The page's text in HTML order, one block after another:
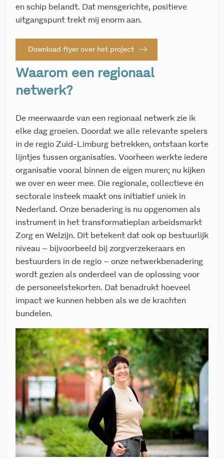
en schip belandt. Dat mensgerichte, positieve
uitgangspunt trekt mij enorm aan.
Download flyer over het project
Waarom een regionaal
netwerk?
De meerwaarde van een regionaal netwerk zie ik
elke dag groeien. Doordat we alle relevante spelers
in de regio Zuid-Limburg betrekken, ontstaan korte
lijntjes tussen organisaties. Voorheen werkte iedere
organisatie vooral binnen de eigen muren; nu kijken
we over en weer mee. Die regionale, collectieve én
sectorale insteek maakt ons initiatief uniek in
Nederland. Onze benadering is nu opgenomen als
instrument in het transformatieplan arbeidsmarkt
Zorg en Welzijn. Dit betekent dat ook op bestuurlijk
niveau – bijvoorbeeld bij zorgverzekeraars en
bestuurders in de regio – onze netwerkbenadering
wordt gezien als onderdeel van de oplossing voor
de personeelstekorten. Dat benadrukt hoeveel
impact we kunnen hebben als we de krachten
bundelen.